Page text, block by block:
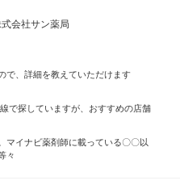
会社サン薬局
で、詳細を教えていただけます
で探していますが、おすすめの店舗
マイナビ薬剤師に載っている〇〇以
々